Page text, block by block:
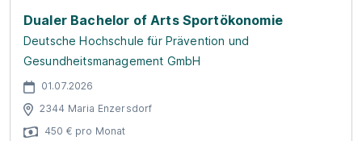
Dualer Bachelor of Arts Sportökonomie
Deutsche Hochschule für Prävention und
Gesundheitsmanagement GmbH
01.07.2026
2344 Maria Enzersdorf
450 € pro Monat